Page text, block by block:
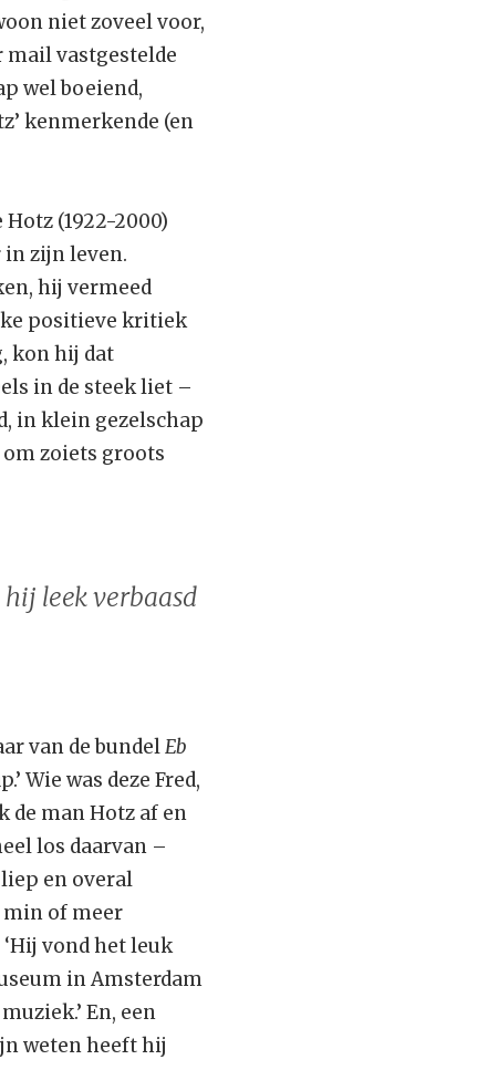
niet zoveel voor,
mail vastgestelde
wel boeiend,
kenmerkende (en
(1922-2000)
zijn leven.
hij vermeed
positieve kritiek
kon hij dat
in de steek liet –
in klein gezelschap
zoiets groots
leek verbaasd
van de bundelEb
Wie was deze Fred,
de man Hotz af en
los daarvan –
en overal
min of meer
vond het leuk
in Amsterdam
En, een
weten heeft hij